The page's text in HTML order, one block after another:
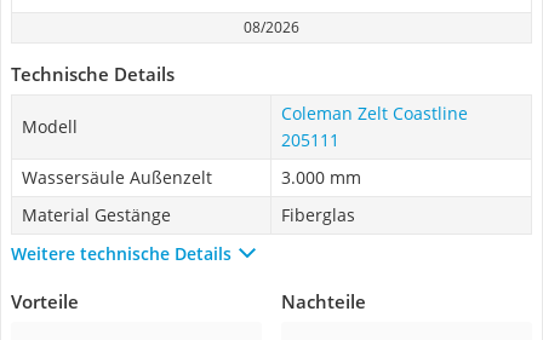
08/2026
Technische Details
Modell
Coleman Zelt Coastline
205111
Wassersäule Außenzelt
3.000 mm
Material Gestänge
Fiberglas
Weitere technische Details
Vorteile Nachteile